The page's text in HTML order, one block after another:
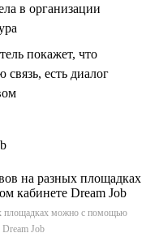
в организации
покажет, что
есть диалог
площадках можно с помощью
Dream Job